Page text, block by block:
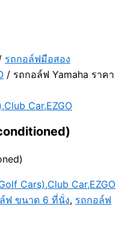
รถกอล์ฟมือสอง
/ รถกอล์ฟ Yamaha ราคา
Car,EZGO
Cars),Club Car,EZGO
ฟ ขนาด 6 ที่นั่ง, รถกอล์ฟ